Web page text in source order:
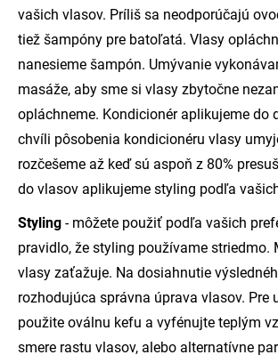
vašich vlasov. Príliš sa neodporúčajú
tiež šampóny pre batoľatá. Vlasy
nanesieme šampón. Umývanie
masáže, aby sme si vlasy zbytočne
opláchneme. Kondicionér aplikujeme do
chvíli pôsobenia kondicionéru vlasy
rozčešeme až keď sú aspoň z 80%
do vlasov aplikujeme styling podľa
Styling - môžete použiť podľa vašich
pravidlo, že styling používame striedmo.
vlasy zaťažuje. Na dosiahnutie
rozhodujúca správna úprava vlasov. Pre
použite oválnu kefu a vyfénujte teplým
smere rastu vlasov, alebo alternatívne